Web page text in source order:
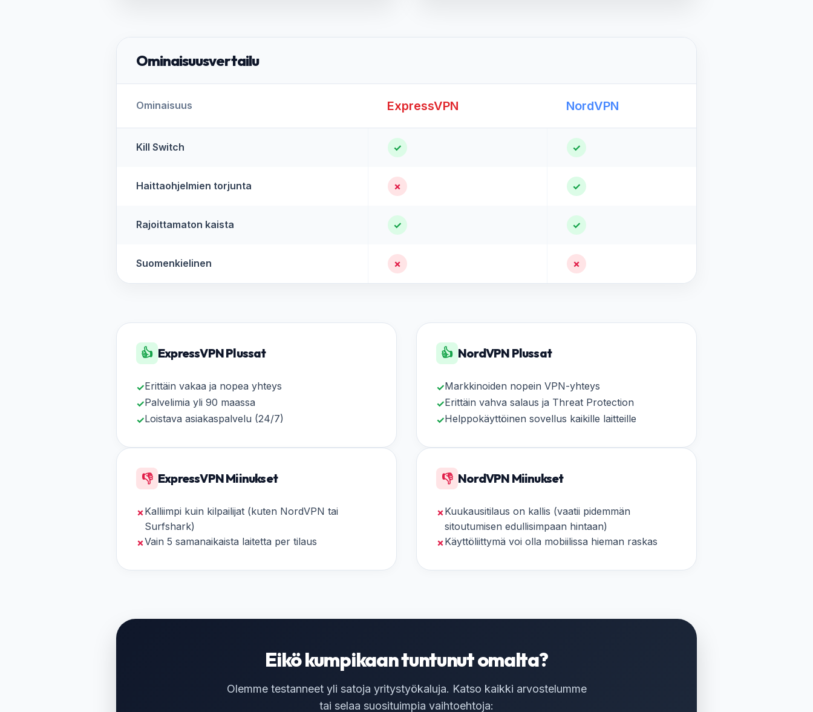
Ominaisuusvertailu
Ominaisuus ExpressVPN NordVPN
Kill Switch ✓ ✓
Haittaohjelmien torjunta ✗ ✓
Rajoittamaton kaista ✓ ✓
Suomenkielinen ✗ ✗
👍 ExpressVPN Plussat
✓Erittäin vakaa ja nopea yhteys
✓Palvelimia yli 90 maassa
✓Loistava asiakaspalvelu (24/7)
👎 ExpressVPN Miinukset
✗Kalliimpi kuin kilpailijat (kuten NordVPN tai
Surfshark)
✗Vain 5 samanaikaista laitetta per tilaus
👍 NordVPN Plussat
✓Markkinoiden nopein VPN-yhteys
✓Erittäin vahva salaus ja Threat Protection
✓Helppokäyttöinen sovellus kaikille laitteille
👎 NordVPN Miinukset
✗Kuukausitilaus on kallis (vaatii pidemmän
sitoutumisen edullisimpaan hintaan)
✗Käyttöliittymä voi olla mobiilissa hieman raskas
Eikö kumpikaan tuntunut omalta?
Olemme testanneet yli satoja yritystyökaluja. Katso kaikki arvostelumme
tai selaa suosituimpia vaihtoehtoja: